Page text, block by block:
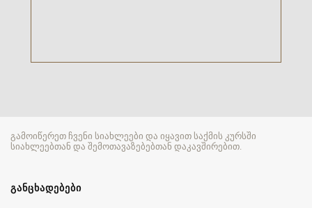
გამოიწერეთ ჩვენი სიახლეები და იყავით საქმის კურსში
სიახლეებთან და შემოთავაზებებთან დაკავშირებით.
ᲒᲐᲜᲪᲮᲐᲓᲔᲑᲔᲑᲘ